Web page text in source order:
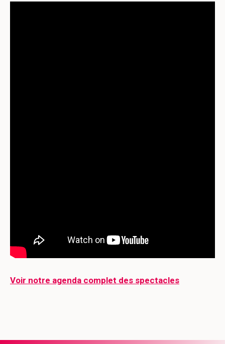
Voir notre agenda complet des spectacles